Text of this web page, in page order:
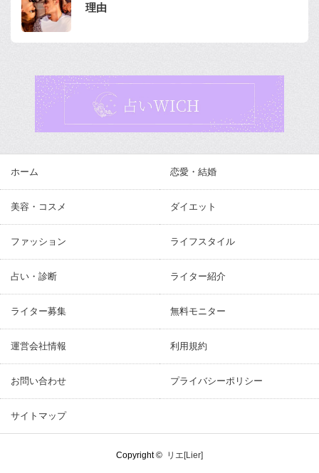
理由
ホーム 恋愛・結婚
美容・コスメ ダイエット
ファッション ライフスタイル
占い・診断 ライター紹介
ライター募集 無料モニター
運営会社情報 利用規約
お問い合わせ プライバシーポリシー
サイトマップ
Copyright © リエ[Lier]